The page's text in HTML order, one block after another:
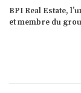
D’ACHATS
En date du 25